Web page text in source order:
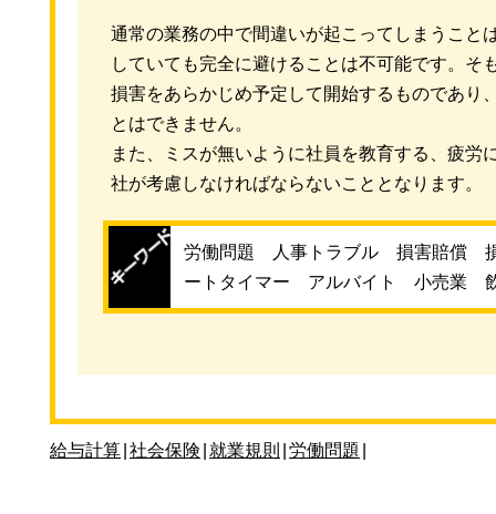
通常の業務の中で間違いが起こってしまうこと
していても完全に避けることは不可能です。そ
損害をあらかじめ予定して開始するものであり
とはできません。
また、ミスが無いように社員を教育する、疲労
社が考慮しなければならないこととなります。
労働問題 人事トラブル 損害賠償
ートタイマー アルバイト 小売業
給与計算 社会保険 就業規則 労働問題